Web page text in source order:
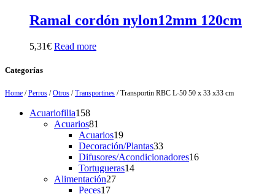
Ramal cordón nylon12mm 120cm
5,31€ Read more
Categorías
Home /Perros /Otros /Transportines / Transportin RBC L-50 50 x 33 x33 cm
Acuariofilia158158
products
Acuarios81
products
Acuarios1919
products
Decoración/Plantas3333
products
Difusores/Acondicionadores1616
Tortugueras1414
Alimentación2727
Peces1717